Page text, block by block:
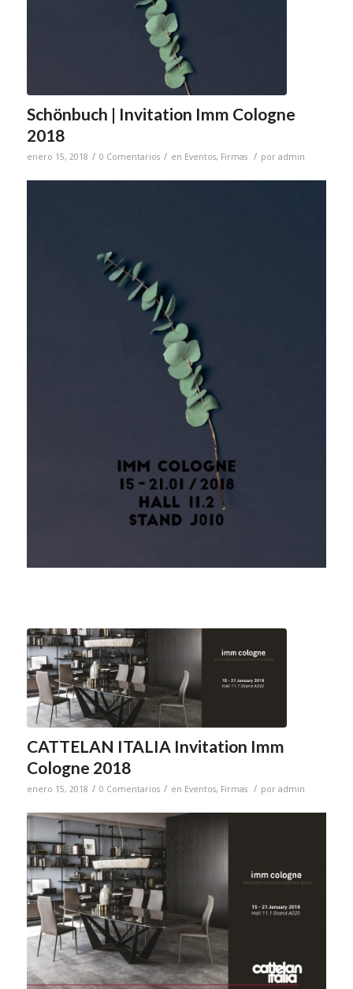
Schönbuch | Invitation Imm Cologne
2018
enero 15, 2018 / 0 Comentarios / en Eventos, Firmas / por admin
CATTELAN ITALIA Invitation Imm
Cologne 2018
enero 15, 2018 / 0 Comentarios / en Eventos, Firmas / por admin